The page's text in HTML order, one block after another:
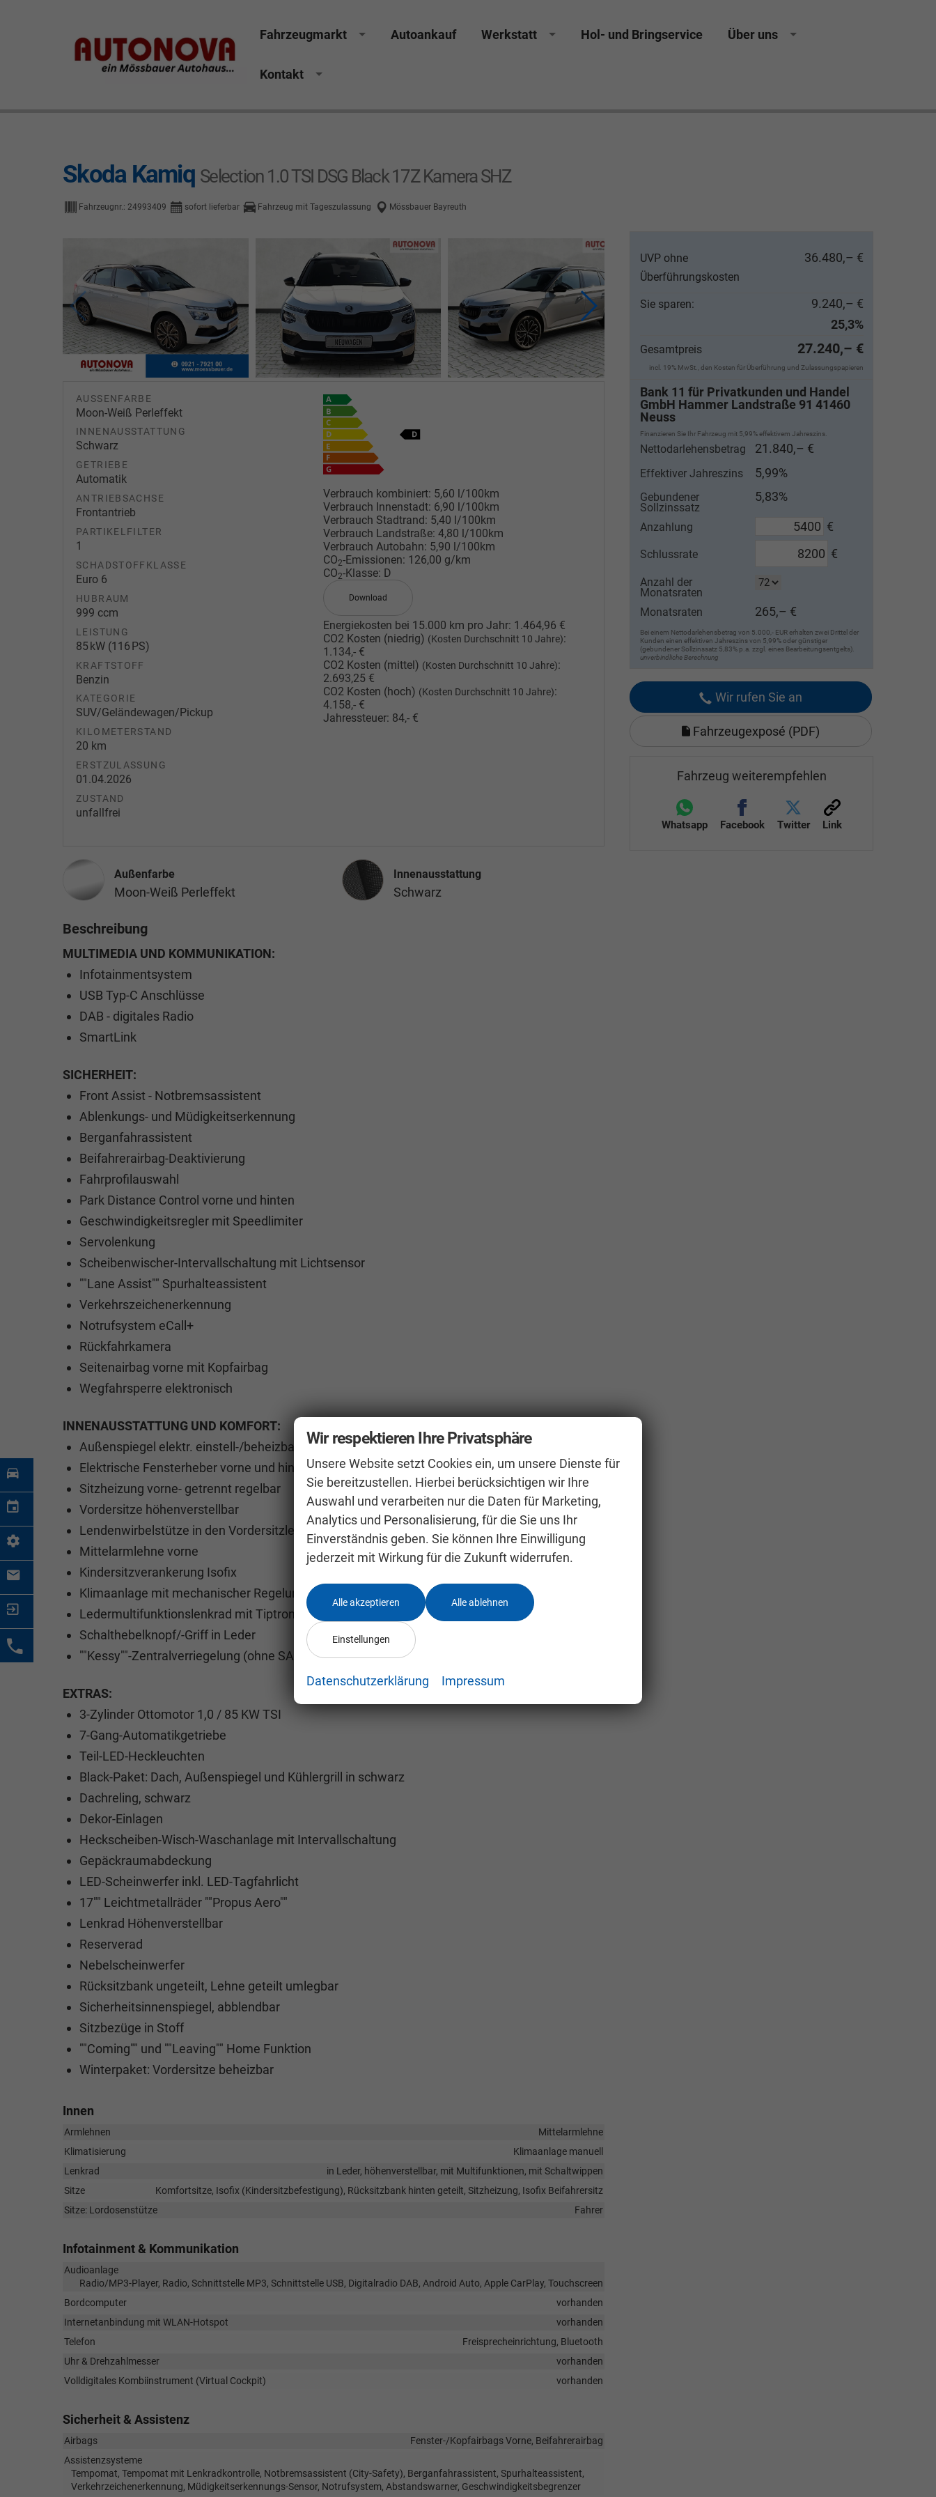
Skoda Kamiq Bayreuth Nützel Mössbauer Autonova Brucker Räthel MGS Autohaus günstig Finanzierung Leasing Neuwagen Gebrauchtwagen Jahreswagen
Fahrzeugmarkt Autoankauf Werkstatt Hol- und Bringservice Über uns
Kontakt
Skoda Kamiq Selection 1.0 TSI DSG Black 17Z Kamera SHZ
Fahrzeugnr.: 24993409 sofort lieferbar Fahrzeug mit Tageszulassung Mössbauer Bayreuth
UVP ohne
Überführungskosten
36.480,– €
Sie sparen:
9.240,– €
25,3%
Gesamtpreis 27.240,– €
incl. 19% MwSt., den Kosten für Überführung und Zulassungspapieren
Bank 11 für Privatkunden und Handel
GmbH Hammer Landstraße 91 41460
Neuss
Finanzieren Sie Ihr Fahrzeug mit 5,99% effektivem Jahreszins.
Nettodarlehensbetrag 21.840,– €
Effektiver Jahreszins 5,99%
Gebundener
Sollzinssatz
5,83%
Anzahlung €
Schlussrate €
Anzahl der
Monatsraten
Monatsraten
265,– €
Bei einem Nettodarlehensbetrag von 5.000,- EUR erhalten zwei Drittel der
Kunden einen effektiven Jahreszins von 5,99% oder günstiger
(gebundener Sollzinssatz 5,83% p.a. zzgl. eines Bearbeitungsentgelts).
unverbindliche Berechnung
Wir rufen Sie an
Fahrzeugexposé (PDF)
Fahrzeug weiterempfehlen
Whatsapp Facebook Twitter Link
AUSSENFARBE
Moon-Weiß Perleffekt
INNENAUSSTATTUNG
Schwarz
GETRIEBE
Automatik
ANTRIEBSACHSE
Frontantrieb
PARTIKELFILTER
1
SCHADSTOFFKLASSE
Euro 6
HUBRAUM
999 ccm
LEISTUNG
85 kW (116 PS)
KRAFTSTOFF
Benzin
KATEGORIE
SUV/Geländewagen/Pickup
KILOMETERSTAND
20 km
ERSTZULASSUNG
01.04.2026
ZUSTAND
unfallfrei
Verbrauch kombiniert: 5,60 l/100km
Verbrauch Innenstadt: 6,90 l/100km
Verbrauch Stadtrand: 5,40 l/100km
Verbrauch Landstraße: 4,80 l/100km
Verbrauch Autobahn: 5,90 l/100km
CO2-Emissionen: 126,00 g/km
CO2-Klasse: D
Download
Energiekosten bei 15.000 km pro Jahr: 1.464,96 €
CO2 Kosten (niedrig) (Kosten Durchschnitt 10 Jahre):
1.134,- €
CO2 Kosten (mittel) (Kosten Durchschnitt 10 Jahre):
2.693,25 €
CO2 Kosten (hoch) (Kosten Durchschnitt 10 Jahre):
4.158,- €
Jahressteuer: 84,- €
Außenfarbe
Moon-Weiß Perleffekt
InnenausstattungInnenausstattung
Schwarz
Beschreibung
MULTIMEDIA UND KOMMUNIKATION:
Infotainmentsystem
USB Typ-C Anschlüsse
DAB - digitales Radio
SmartLink
SICHERHEIT:
Front Assist - Notbremsassistent
Ablenkungs- und Müdigkeitserkennung
Berganfahrassistent
Beifahrerairbag-Deaktivierung
Fahrprofilauswahl
Park Distance Control vorne und hinten
Geschwindigkeitsregler mit Speedlimiter
Servolenkung
Scheibenwischer-Intervallschaltung mit Lichtsensor
""Lane Assist"" Spurhalteassistent
Verkehrszeichenerkennung
Notrufsystem eCall+
Rückfahrkamera
Seitenairbag vorne mit Kopfairbag
Wegfahrsperre elektronisch
INNENAUSSTATTUNG UND KOMFORT:
Außenspiegel elektr. einstell-/beheizbar
Elektrische Fensterheber vorne und hinten
Sitzheizung vorne- getrennt regelbar
Vordersitze höhenverstellbar
Lendenwirbelstütze in den Vordersitzlehnen
Mittelarmlehne vorne
Kindersitzverankerung Isofix
Klimaanlage mit mechanischer Regelung
Ledermultifunktionslenkrad mit Tiptronic
Schalthebelknopf/-Griff in Leder
""Kessy""-Zentralverriegelung (ohne SAFE Funktion)
EXTRAS:
3-Zylinder Ottomotor 1,0 / 85 KW TSI
7-Gang-Automatikgetriebe
Teil-LED-Heckleuchten
Black-Paket: Dach, Außenspiegel und Kühlergrill in schwarz
Dachreling, schwarz
Dekor-Einlagen
Heckscheiben-Wisch-Waschanlage mit Intervallschaltung
Gepäckraumabdeckung
LED-Scheinwerfer inkl. LED-Tagfahrlicht
17"" Leichtmetallräder ""Propus Aero""
Lenkrad Höhenverstellbar
Reserverad
Nebelscheinwerfer
Rücksitzbank ungeteilt, Lehne geteilt umlegbar
Sicherheitsinnenspiegel, abblendbar
Sitzbezüge in Stoff
""Coming"" und ""Leaving"" Home Funktion
Winterpaket: Vordersitze beheizbar
Innen
Armlehnen
Mittelarmlehne
Klimatisierung
Klimaanlage manuell
Lenkrad
in Leder, höhenverstellbar, mit Multifunktionen, mit Schaltwippen
Sitze
Komfortsitze, Isofix (Kindersitzbefestigung), Rücksitzbank hinten geteilt, Sitzheizung, Isofix Beifahrersitz
Sitze: Lordosenstütze
Fahrer
Infotainment & Kommunikation
Audioanlage
Radio/MP3-Player, Radio, Schnittstelle MP3, Schnittstelle USB, Digitalradio DAB, Android Auto, Apple CarPlay, Touchscreen
Bordcomputer
vorhanden
Internetanbindung mit WLAN-Hotspot
vorhanden
Telefon
Freisprecheinrichtung, Bluetooth
Uhr & Drehzahlmesser
vorhanden
Volldigitales Kombiinstrument (Virtual Cockpit)
vorhanden
Sicherheit & Assistenz
Airbags
Fenster-/Kopfairbags Vorne, Beifahrerairbag
Assistenzsysteme
Tempomat, Tempomat mit Lenkradkontrolle, Notbremsassistent (City-Safety), Berganfahrassistent, Spurhalteassistent,
Verkehrzeichenerkennung, Müdigkeitserkennungs-Sensor, Notrufsystem, Abstandswarner, Geschwindigkeitsbegrenzer
Wir respektieren Ihre Privatsphäre
Unsere Website setzt Cookies ein, um unsere Dienste für
Sie bereitzustellen. Hierbei berücksichtigen wir Ihre
Auswahl und verarbeiten nur die Daten für Marketing,
Analytics und Personalisierung, für die Sie uns Ihr
Einverständnis geben. Sie können Ihre Einwilligung
jederzeit mit Wirkung für die Zukunft widerrufen.
Alle akzeptieren Alle ablehnen
Einstellungen
Datenschutzerklärung Impressum